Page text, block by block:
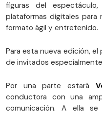
figuras del
plataformas digitales
formato ágil y entretenido.
Para esta nueva edición,
de invitados
Por una parte estará
conductora con una
comunicación. A ella